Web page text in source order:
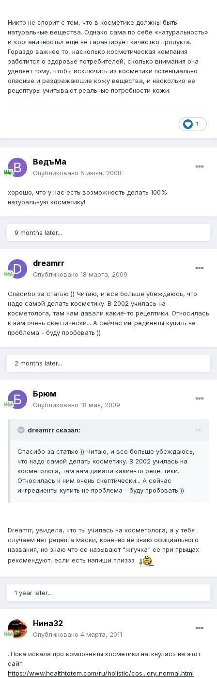
Никто не спорит с тем, что в косметике должны быть
натуральные вещества. Однако сама по себе «натуральность»
и «органичность» еще не гарантирует качество продукта.
Гораздо важнее то, насколько косметическая компания
заботится о здоровье потребителей, сколько внимания она
уделяет тому, чтобы исключить из косметики потенциально
опасные и раздражающие кожу вещества, и насколько ее
рецептуры учитывают реальные потребности кожи.
1
ВедъМа
Опубликовано 5 июня, 2008
хорошо, что у нас есть возможность делать 100%
натуральную косметику!
9 months later...
dreamrr
Опубликовано 18 марта, 2009
Спасибо за статью )) Читаю, и все больше убеждаюсь, что
надо самой делать косметику. В 2002 училась на
косметолога, там нам давали какие-то рецептики. Относилась
к ним очень скептически... А сейчас ингредиенты купить не
проблема - буду пробовать ))
2 months later...
Брюм
Опубликовано 18 мая, 2009
dreamrr сказал:
Спасибо за статью )) Читаю, и все больше убеждаюсь,
что надо самой делать косметику. В 2002 училась на
косметолога, там нам давали какие-то рецептики.
Относилась к ним очень скептически... А сейчас
ингредиенты купить не проблема - буду пробовать ))
Dreamrr, увидела, что ты училась на косметолога, а у тебя
случаем нет рецепта маски, конечно не знаю официального
названия, но знаю что ее называют "жгучка" ее при прыщах
рекомендуют, если есть напиши плиззз
1 year later...
Нина32
Опубликовано 4 марта, 2011
..Пока искала про компоненты косметики наткнулась на этот
сайт
https://www.healthtotem.com/ru/holistic/cos...ery_normal.html